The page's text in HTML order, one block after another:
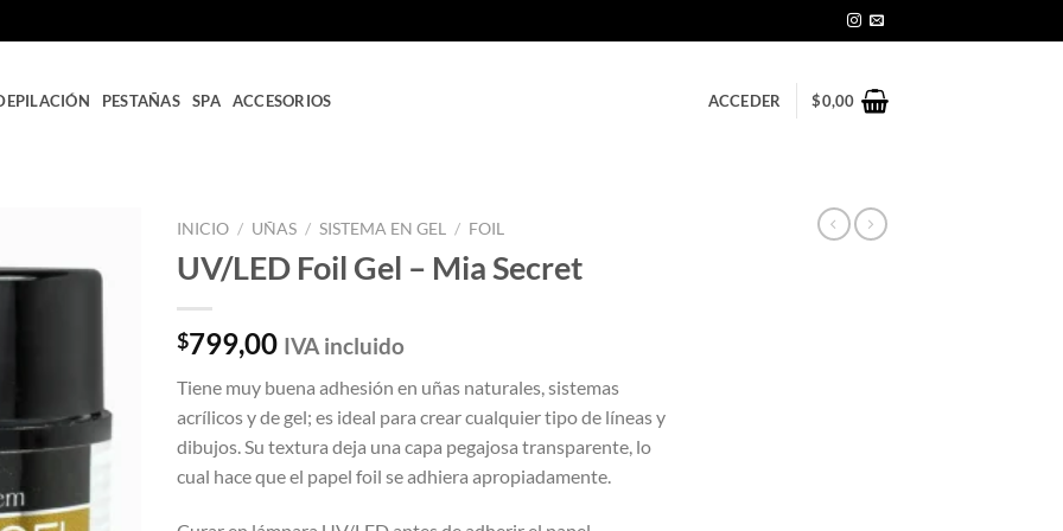
PESTAÑAS SPA ACCESORIOS ACCEDER $0,00
INICIO / UÑAS / SISTEMA EN GEL / FOIL
UV/LED Foil Gel – Mia Secret
$799,00 IVA incluido
Tiene muy buena adhesión en uñas naturales, sistemas
acrílicos y de gel; es ideal para crear cualquier tipo de líneas y
dibujos. Su textura deja una capa pegajosa transparente, lo
cual hace que el papel foil se adhiera apropiadamente.